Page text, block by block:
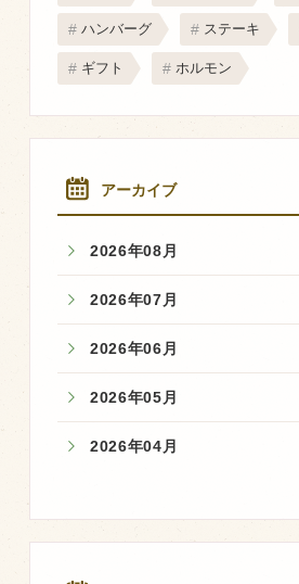
ハンバーグ ステーキ
ギフト ホルモン
アーカイブ
2026年08月
2026年07月
2026年06月
2026年05月
2026年04月
Instagram
RSS フィード